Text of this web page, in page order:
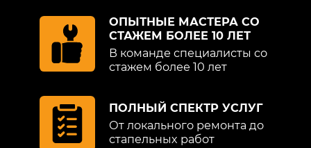
восстановленной машины. Приезжайте,
и убедитесь самостоятельно в качестве
нашей работы и программе лояльности
к клиенту. Ждем.
Обратите внимание на то, что данный
интернет-ресурс (в том числе указанные
цены на услуги) носит исключительно
ОПЫТНЫЕ МАСТЕРА СО
СТАЖЕМ БОЛЕЕ 10 ЛЕТ
В команде специалисты со
стажем более 10 лет
ПОЛНЫЙ СПЕКТР УСЛУГ
От локального ремонта до
стапельных работ